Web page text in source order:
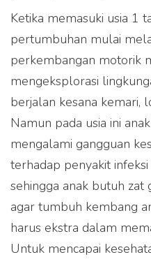
Ketika memasuki usia 1
pertumbuhan mulai
perkembangan motorik
mengeksplorasi
berjalan kesana kemari,
Namun pada usia ini
mengalami gangguan
terhadap penyakit
sehingga anak butuh zat
agar tumbuh kembang
harus ekstra dalam
Untuk mencapai